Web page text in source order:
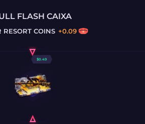
FLASH CAIXA
RESORT COINS +0.09
$0.49